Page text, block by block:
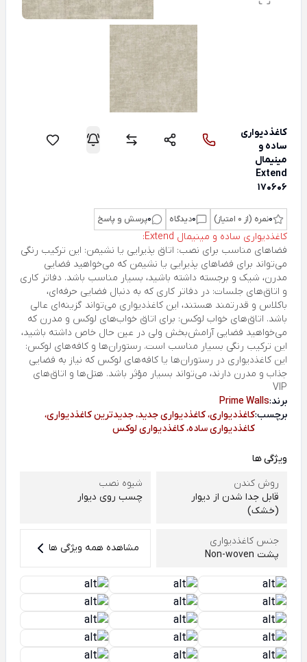
کاغذدیواری
ساده و
مینیمال
Extend
170606
0نمره (از 0 امتیاز) 0دیدگاه 0پرسش و پاسخ
کاغذدیواری ساده و مینیمال Extend:
فضاهای مناسب برای نصب: اتاق پذیرایی یا نشیمن: این ترکیب رنگی
می‌تواند برای فضاهای پذیرایی یا نشیمن که می‌خواهید فضایی
مدرن، شیک و برجسته داشته باشید، بسیار مناسب باشد. دفاتر کاری
و اتاق‌های جلسات: در دفاتر کاری که به دنبال فضایی حرفه‌ای،
باکلاس و قدرتمند هستند، این کاغذدیواری می‌تواند گزینه‌ای عالی
باشد. اتاق‌های خواب لوکس: برای اتاق خواب‌های لوکس و مدرن که
می‌خواهید فضایی آرامش‌بخش ولی در عین حال خاص داشته باشید،
این ترکیب رنگی بسیار مناسب است. رستوران‌ها و کافه‌های لوکس:
این کاغذدیواری در رستوران‌ها یا کافه‌های لوکس که نیاز به فضایی
جذاب و مدرن دارند، می‌تواند بسیار مؤثر باشد. هتل‌ها و اتاق‌های
VIP
برند:Prime Walls
برچسب:کاغذدیواری، کاغذدیواری جدید، جدیدترین کاغذدیواری،
کاغذدیواری ساده، کاغذدیواری لوکس
ویژگی ها
روش کندن
قابل جدا شدن از دیوار
(خشک)
شیوه نصب
چسب روی دیوار
جنس کاغذدیواری
پشت Non-woven
مشاهده همه ویژگی ها